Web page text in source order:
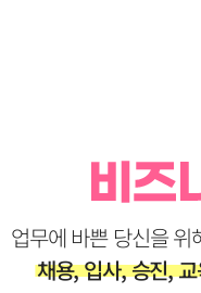
업무에 바쁜 당신을
채용, 입사, 승진,